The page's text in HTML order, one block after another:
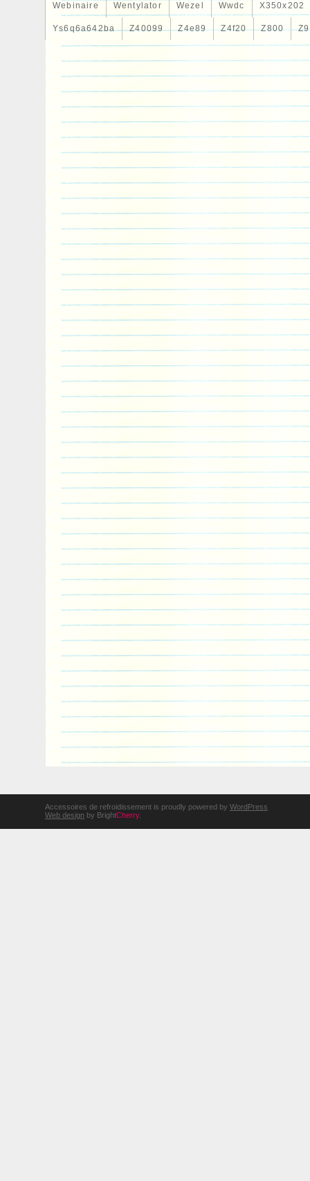
Webinaire Wentylator Wezel Wwdc X350x202
Ys6q6a642ba Z40099 Z4e89 Z4f20 Z800
Accessoires de refroidissement is proudly powered by WordPress
Web design by BrightCherry.